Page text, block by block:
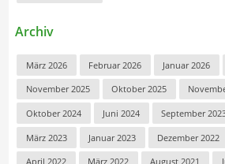
Archiv
März 2026 Februar 2026 Januar 2026
November 2025 Oktober 2025
Oktober 2024 Juni 2024 September
März 2023 Januar 2023 Dezember 2022
April 2022 März 2022 August 2021